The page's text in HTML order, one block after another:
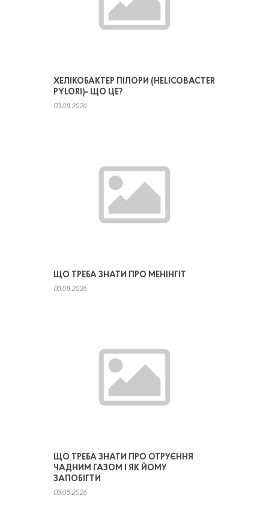
ХЕЛІКОБАКТЕР ПІЛОРИ (HELICOBACTER
PYLORI)- ЩО ЦЕ?
03.08.2026
ЩО ТРЕБА ЗНАТИ ПРО МЕНІНГІТ
03.08.2026
ЩО ТРЕБА ЗНАТИ ПРО ОТРУЄННЯ
ЧАДНИМ ГАЗОМ І ЯК ЙОМУ
ЗАПОБІГТИ
03.08.2026